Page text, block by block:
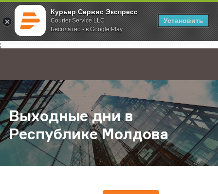
Курьер Сервис Экспресс
Courier Service LLC
Бесплатно - в Google Play
Установить
;
Главная О компании Новости Выходные дни в Республике
Выходные дни в
Республике Молдова